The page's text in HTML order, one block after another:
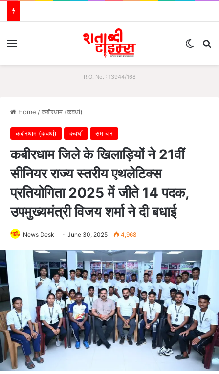
R.O. No. : 13944/168
Home /कबीरधाम (कवर्धा)
कबीरधाम (कवर्धा) कवर्धा समाचार
कबीरधाम जिले के खिलाड़ियों ने 21वीं
सीनियर राज्य स्तरीय एथलेटिक्स
प्रतियोगिता 2025 में जीते 14 पदक,
उपमुख्यमंत्री विजय शर्मा ने दी बधाई
News Desk June 30, 2025 4,968